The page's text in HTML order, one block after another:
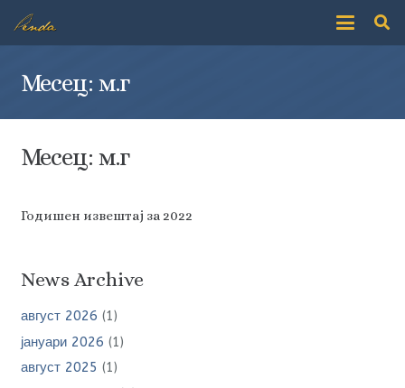
Месец: м.г
Месец: м.г
Годишен извештај за 2022
News Archive
август 2026 (1)
јануари 2026 (1)
август 2025 (1)